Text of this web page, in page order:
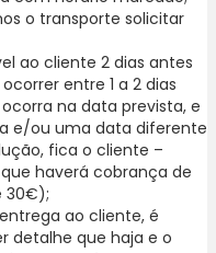
o transporte solicitar
ao cliente 2 dias antes
entre 1 a 2 dias
na data prevista, e
e/ou uma data diferente
fica o cliente –
haverá cobrança de
30€);
ao cliente, é
detalhe que haja e o